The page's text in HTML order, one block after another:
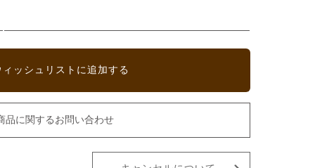
ィッシュリストに追加する
品に関するお問い合わせ